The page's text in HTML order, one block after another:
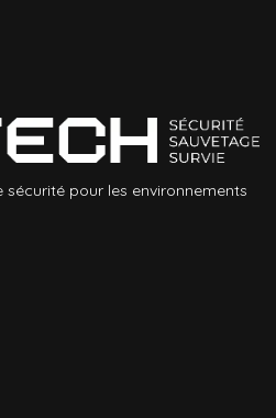
pour les environnements